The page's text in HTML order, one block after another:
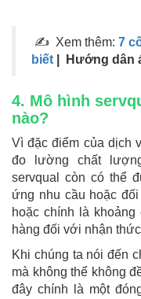
✍ Xem thêm: 7
biết
| Hướng dân
4. Mô hình
nào?
Vì đặc điểm của dịch
đo lường chất
servqual còn có thể
ứng nhu cầu hoặc
hoặc chính là
hàng đối với nhận
Khi chúng ta nói đến
mà không thể không
đây chính là một